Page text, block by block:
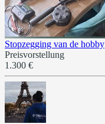
Stopzegging van de hobby
Preisvorstellung
1.300 €